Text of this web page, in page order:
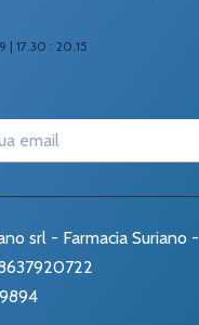
17.30 : 20.15
srl - Farmacia